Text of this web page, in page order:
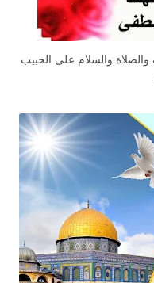
والسلام على الحبيب